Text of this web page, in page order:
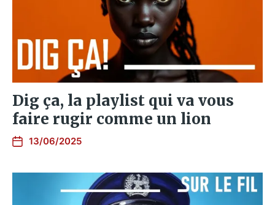
Dig ça, la playlist qui va vous
faire rugir comme un lion
13/06/2025